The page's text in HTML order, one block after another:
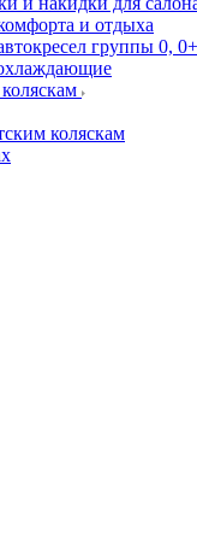
и отдыха
группы 0,
коляскам